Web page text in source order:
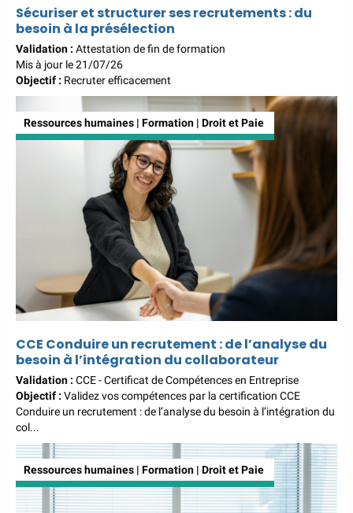
Sécuriser et structurer ses recrutements : du
besoin à la présélection
Validation : Attestation de fin de formation
Mis à jour le 21/07/26
Objectif : Recruter efficacement
Ressources humaines | Formation | Droit et Paie
CCE Conduire un recrutement : de l’analyse du
besoin à l’intégration du collaborateur
Validation : CCE - Certificat de Compétences en Entreprise
Objectif : Validez vos compétences par la certification CCE
Conduire un recrutement : de l’analyse du besoin à l’intégration du
col...
Ressources humaines | Formation | Droit et Paie